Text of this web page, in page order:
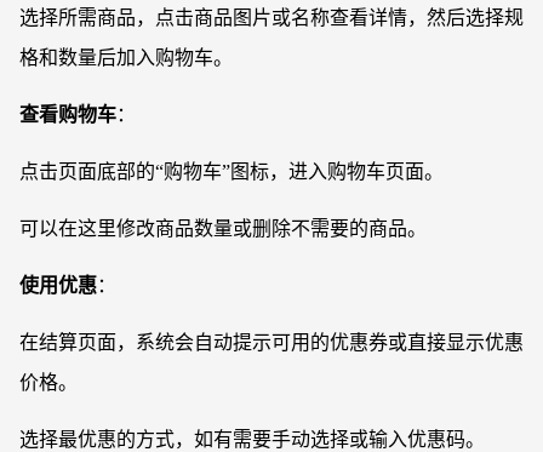
选择所需商品，点击商品图片或名称查看详情，然后选择规
格和数量后加入购物车。
查看购物车：
点击页面底部的“购物车”图标，进入购物车页面。
可以在这里修改商品数量或删除不需要的商品。
使用优惠：
在结算页面，系统会自动提示可用的优惠券或直接显示优惠
价格。
选择最优惠的方式，如有需要手动选择或输入优惠码。